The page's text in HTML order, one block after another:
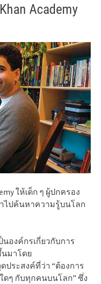
Academy
ให้เด็ก ๆ ผู้ปกครอง
ไปค้นหาความรู้บนโลก
นองค์กรเกี่ยวกับการ
มาโดย
ดประสงค์ที่ว่า “ต้องการ
ดๆ กับทุกคนบนโลก” ซึ่ง